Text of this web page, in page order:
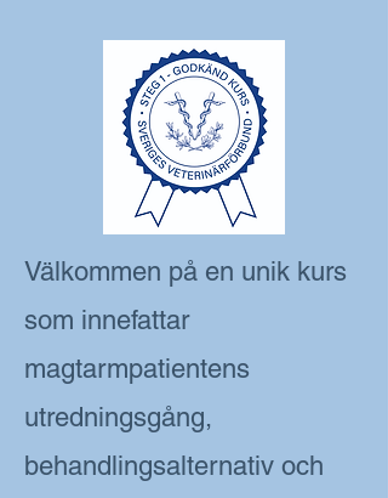
Välkommen på en unik kurs
som innefattar
magtarmpatientens
utredningsgång,
behandlingsalternativ och